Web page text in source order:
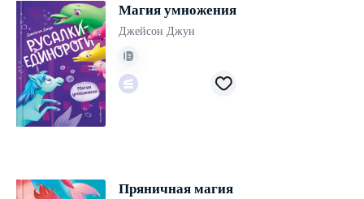
Магия умножения
Джейсон Джун
Пряничная магия